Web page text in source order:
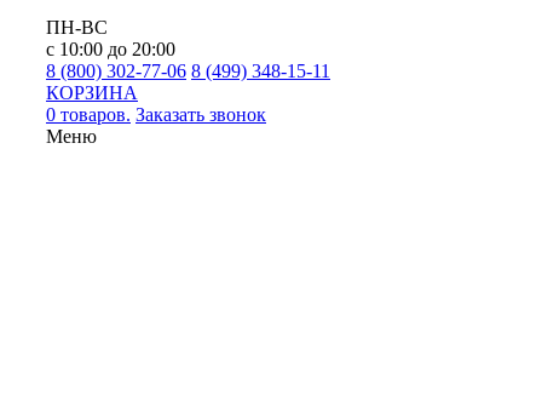
ПН-ВС
с 10:00 до 20:00
8 (800) 302-77-06 8 (499) 348-15-11
КОРЗИНА
0 товаров. Заказать звонок
Меню